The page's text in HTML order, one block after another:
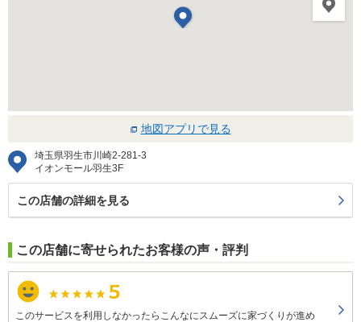
地図アプリで見る
埼玉県羽生市川崎2-281-3
イオンモール羽生3F
この店舗の詳細を見る
この店舗に寄せられたお客様の声・評判
このサービスを利用しなかったらこんなにスムーズに家づくりが進め